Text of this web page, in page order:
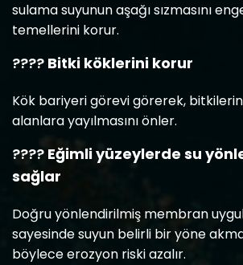
sulama suyunun aşağı sızmasını
temellerini korur.
???? Bitki köklerini korur
Kök bariyeri görevi görerek,
alanlara yayılmasını önler.
????️ Eğimli yüzeylerde su
sağlar
Doğru yönlendirilmiş membran
sayesinde suyun belirli bir yöne
böylece erozyon riski azalır.